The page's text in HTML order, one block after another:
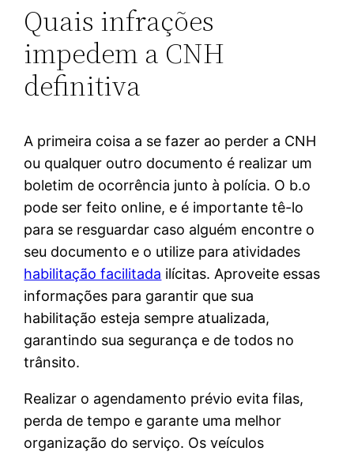
Quais infrações
impedem a CNH
definitiva
A primeira coisa a se fazer ao perder a CNH
ou qualquer outro documento é realizar um
boletim de ocorrência junto à polícia. O b.o
pode ser feito online, e é importante tê-lo
para se resguardar caso alguém encontre o
seu documento e o utilize para atividades
habilitação facilitada ilícitas. Aproveite essas
informações para garantir que sua
habilitação esteja sempre atualizada,
garantindo sua segurança e de todos no
trânsito.
Realizar o agendamento prévio evita filas,
perda de tempo e garante uma melhor
organização do serviço. Os veículos